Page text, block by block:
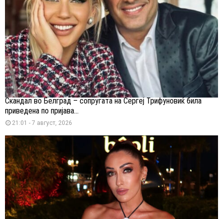
Скандал во Белград – сопругата на Сергеј Трифуновиќ била
приведена по пријава...
21:01 - 7 август, 2026